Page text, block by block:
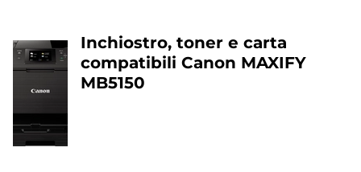
Inchiostro, toner e carta
compatibili Canon MAXIFY
MB5150